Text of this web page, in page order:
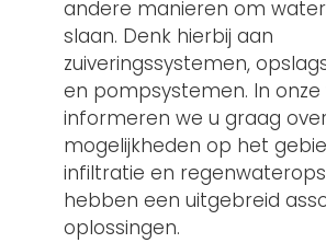
andere manieren om
slaan. Denk hierbij aan
zuiveringssystemen,
en pompsystemen. In onze
informeren we u graag
mogelijkheden op het
infiltratie en
hebben een uitgebreid
oplossingen.